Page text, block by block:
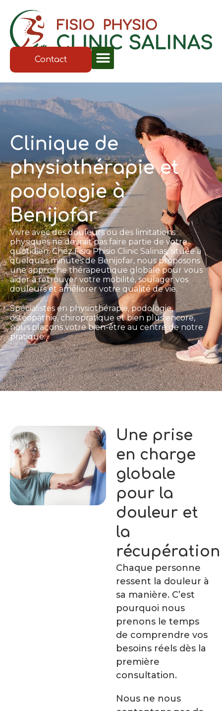
Contact
Clinique de
physiothérapie et
podologie à
Benijofar
Vivre avec des douleurs ou des limitations
physiques ne devrait pas faire partie de votre
quotidien. Chez Fisio Phisio Clinic Salinas, située à
quelques minutes de Benijofar, nous proposons
une approche thérapeutique globale pour vous
aider à retrouver votre mobilité, soulager vos
douleurs et améliorer votre qualité de vie.
Spécialistes en physiothérapie, podologie,
ostéopathie, chiropratique et bien plus encore,
nous plaçons votre bien-être au centre de notre
pratique.
Une prise
en charge
globale
pour la
douleur et
la
récupération
Chaque personne
ressent la douleur à
sa manière. C’est
pourquoi nous
prenons le temps
de comprendre vos
besoins réels dès la
première
consultation.
Nous ne nous